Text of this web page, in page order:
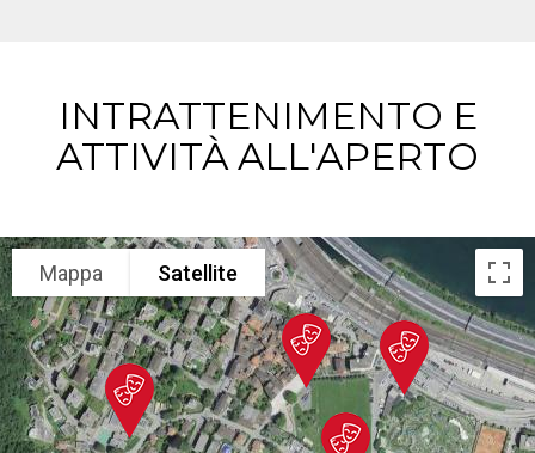
INTRATTENIMENTO E
ATTIVITÀ ALL'APERTO
Mappa Satellite